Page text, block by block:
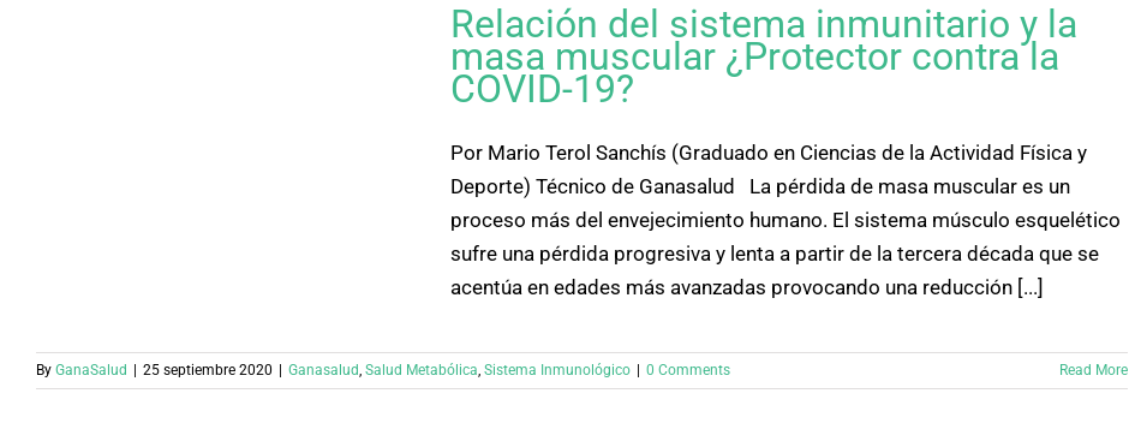
Relación del sistema inmunitario y la
masa muscular ¿Protector contra la
COVID-19?
Por Mario Terol Sanchís (Graduado en Ciencias de la Actividad Física y
Deporte) Técnico de Ganasalud La pérdida de masa muscular es un
proceso más del envejecimiento humano. El sistema músculo esquelético
sufre una pérdida progresiva y lenta a partir de la tercera década que se
acentúa en edades más avanzadas provocando una reducción [...]
By GanaSalud 25 septiembre 2020 Ganasalud, Salud Metabólica, Sistema Inmunológico 0 Comments Read More